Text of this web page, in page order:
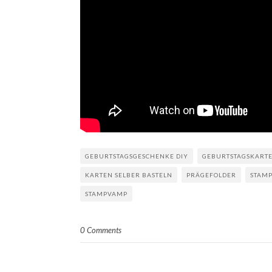
GEBURTSTAGSGESCHENKE DIY GEBURTSTAGSKARTE
KARTEN SELBER BASTELN PRÄGEFOLDER
STAMPVAMP
0 Comments